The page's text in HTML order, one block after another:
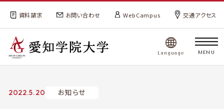
資料請求 お問い合わせ WebCampus 交通アクセス
Language MENU
2022.5.20 お知らせ